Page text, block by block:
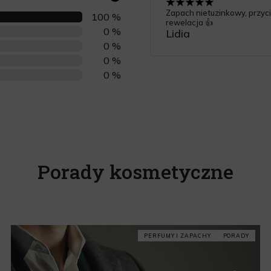
0 %
0 %
0 %
0 %
100 %
Zapach nietuzinkowy,
rewelacja 👍
Lidia
Porady kosmetyczne
PERFUMY I ZAPACHY PORADY